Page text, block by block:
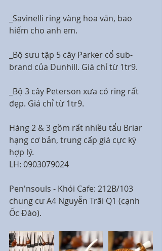
_Savinelli ring vàng hoa văn, bao
hiếm cho anh em.
_Bộ sưu tập 5 cây Parker cổ sub-
brand của Dunhill. Giá chỉ từ 1tr9.
_Bộ 3 cây Peterson xưa có ring rất
đẹp. Giá chỉ từ 1tr9.
Hàng 2 & 3 gồm rất nhiều tẩu Briar
hạng cơ bản, trung cấp giá cực kỳ
hợp lý.
LH: 0903079024
Pen'nsouls - Khói Cafe: 212B/103
chung cư A4 Nguyễn Trãi Q1 (cạnh
Ốc Đào).